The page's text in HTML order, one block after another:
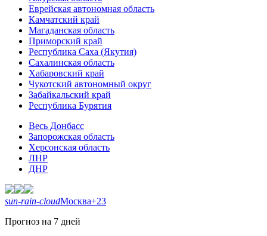
Еврейская автономная область
Камчатский край
Магаданская область
Приморский край
Республика Саха (Якутия)
Сахалинская область
Хабаровский край
Чукотский автономный округ
Забайкальский край
Республика Бурятия
Весь Донбасс
Запорожская область
Херсонская область
ЛНР
ДНР
sun-rain-cloudМосква+23
Прогноз на 7 дней